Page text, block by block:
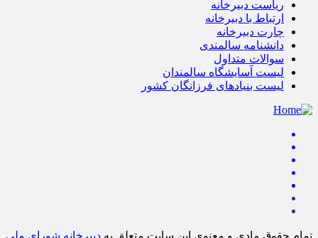
ریاست دبیرخانه
ارتباط با دبیرخانه
چارت دبیرخانه
دانشنامه سالمندی
سوالات متداول
لیست آسایشگاه سالمندان
لیست بنیادهای فرزانگان کشور
تمام حقوق مادی و معنوی این سایت متعلق به دبیرخانه شورای ملی